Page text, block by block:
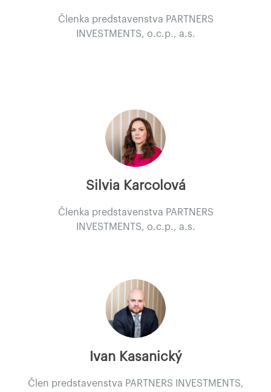
Členka predstavenstva PARTNERS
INVESTMENTS, o.c.p., a.s.
Silvia Karcolová
Členka predstavenstva PARTNERS
INVESTMENTS, o.c.p., a.s.
Ivan Kasanický
Člen predstavenstva PARTNERS INVESTMENTS,